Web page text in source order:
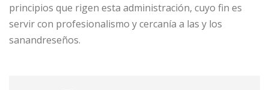
principios que rigen esta administración, cuyo fin es
servir con profesionalismo y cercanía a las y los
sanandreseños.